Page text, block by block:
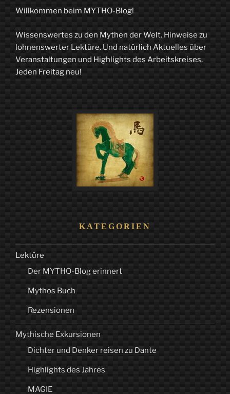
Blog
weiter
4.0“
Willkommen beim MYTHO-Blog!
Wissenswertes zu den Mythen der Welt. Hinweise zu
lohnenswerter Lektüre. Und natürlich Aktuelles über
Veranstaltungen und Highlights des Arbeitskreises.
Jeden Freitag neu!
KATEGORIEN
Lektüre
Der MYTHO-Blog erinnert
Mythos Buch
Rezensionen
Mythische Exkursionen
Dichter und Denker reisen zu Dante
Highlights des Jahres
MAGIE